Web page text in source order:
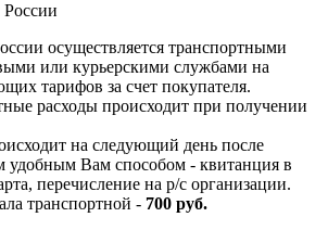
России
осуществляется транспортными
или курьерскими службами на
тарифов за счет покупателя.
расходы происходит при получении
на следующий день после
удобным Вам способом - квитанция в
перечисление на р/с организации.
транспортной - 700 руб.